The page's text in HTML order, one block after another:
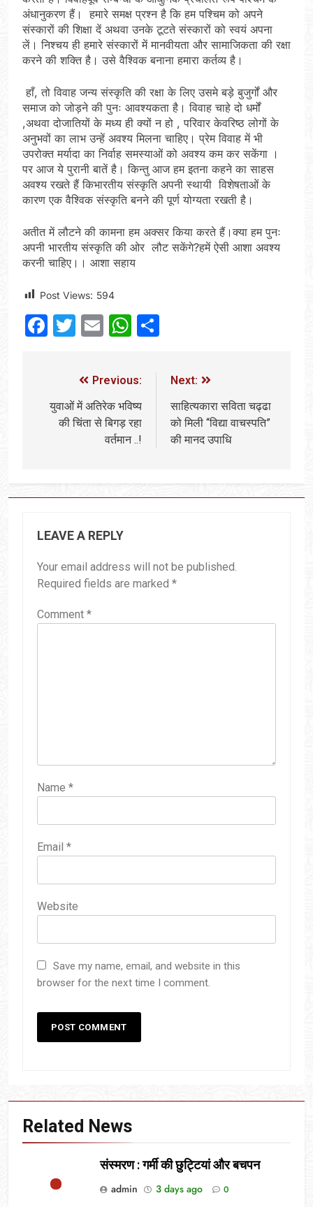
अंधानुकरण हैं। हमारे समक्ष प्रश्न है कि हम पश्चिम को अपने
संस्कारों की शिक्षा दें अथवा उनके टूटते संस्कारों को स्वयं अपना
लें। निश्चय ही हमारे संस्कारों में मानवीयता और सामाजिकता की रक्षा
करने की शक्ति है। उसे वैश्विक बनाना हमारा कर्तव्य है।
हाँ, तो विवाह जन्य संस्कृति की रक्षा के लिए उसमे बड़े बुजुर्गों और
समाज को जोड़ने की पुनः आवश्यकता है। विवाह चाहे दो धर्मों
,अथवा दोजातियों के मध्य ही क्यों न हो , परिवार केवरिष्ठ लोगों के
अनुभवों का लाभ उन्हें अवश्य मिलना चाहिए। प्रेम विवाह में भी
उपरोक्त मर्यादा का निर्वाह समस्याओं को अवश्य कम कर सकेंगा ।
पर आज ये पुरानी बातें है। किन्तु आज हम इतना कहने का साहस
अवश्य रखते हैं किभारतीय संस्कृति अपनी स्थायी विशेषताओं के
कारण एक वैश्विक संस्कृति बनने की पूर्ण योग्यता रखती है।
अतीत में लौटने की कामना हम अक्सर किया करते हैं।क्या हम पुनः
अपनी भारतीय संस्कृति की ओर लौट सकेंगे?हमें ऐसी आशा अवश्य
करनी चाहिए।। आशा सहाय
Post Views: 594
Facebook
Twitter
EmailWhatsApp
Previous:
युवाओं में अतिरेक भविष्य
की चिंता से बिगड़ रहा
वर्तमान ..!
Next:
साहित्यकारा सविता चढ्ढा
को मिली “विद्या वाचस्पति”
की मानद उपाधि
LEAVE A REPLY
Your email address will not be published.
Required fields are marked *
Comment *
Name *
Email *
Website
Save my name, email, and website in this
browser for the next time I comment.
Related News
संस्मरण : गर्मी की छुट्टियां और बचपन
admin
3 days ago 0